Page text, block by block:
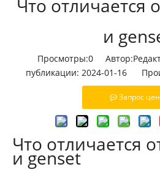
Что отличается
и
Просмотры:0
публикации: 2024-01-16
Запрос
Что отличается
и genset